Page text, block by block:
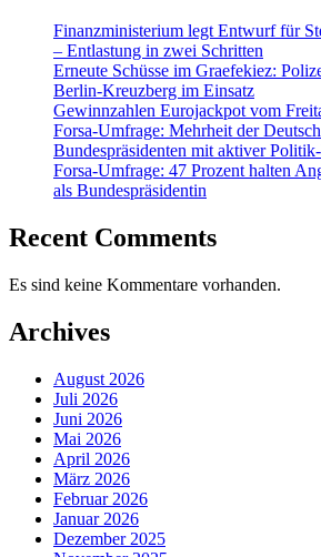
Finanzministerium legt Entwurf für
– Entlastung in zwei Schritten
Erneute Schüsse im Graefekiez:
Berlin-Kreuzberg im Einsatz
Gewinnzahlen Eurojackpot vom
Forsa-Umfrage: Mehrheit der
Bundespräsidenten mit aktiver
Forsa-Umfrage: 47 Prozent halten
als Bundespräsidentin
Recent Comments
Es sind keine Kommentare vorhanden.
Archives
August 2026
Juli 2026
Juni 2026
Mai 2026
April 2026
März 2026
Februar 2026
Januar 2026
Dezember 2025